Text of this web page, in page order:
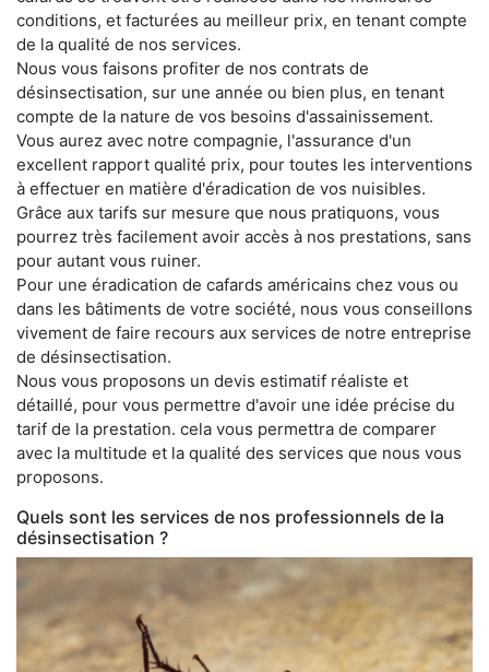
conditions, et facturées au meilleur prix, en tenant compte
de la qualité de nos services.
Nous vous faisons profiter de nos contrats de
désinsectisation, sur une année ou bien plus, en tenant
compte de la nature de vos besoins d'assainissement.
Vous aurez avec notre compagnie, l'assurance d'un
excellent rapport qualité prix, pour toutes les interventions
à effectuer en matière d'éradication de vos nuisibles.
Grâce aux tarifs sur mesure que nous pratiquons, vous
pourrez très facilement avoir accès à nos prestations, sans
pour autant vous ruiner.
Pour une éradication de cafards américains chez vous ou
dans les bâtiments de votre société, nous vous conseillons
vivement de faire recours aux services de notre entreprise
de désinsectisation.
Nous vous proposons un devis estimatif réaliste et
détaillé, pour vous permettre d'avoir une idée précise du
tarif de la prestation. cela vous permettra de comparer
avec la multitude et la qualité des services que nous vous
proposons.
Quels sont les services de nos professionnels de la
désinsectisation ?